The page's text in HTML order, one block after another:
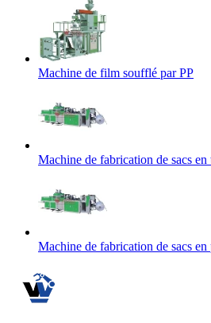
Machine de film soufflé par PP
Machine de fabrication de sacs en
Machine de fabrication de sacs en